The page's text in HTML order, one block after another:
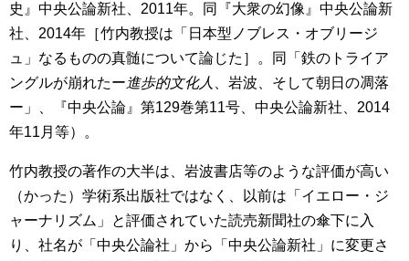
史』中央公論新社、2011年。同『大衆の幻像』中央公論新
社、2014年［竹内教授は「日本型ノブレス・オブリージ
ュ」なるものの真髄について論じた］。同「鉄のトライア
ングルが崩れたー進歩的文化人
、岩波、そして朝日の凋落
ー」、『中央公論』第129巻第11号、中央公論新社、2014
年11月等）。
竹内教授の著作の大半は、岩波書店等のような評価が高い
（かった）学術系出版社ではなく、以前は「イエロー・ジ
ャーナリズム」と評価されていた読売新聞社の傘下に入
り、社名が「中央公論社」から「中央公論新社」に変更さ